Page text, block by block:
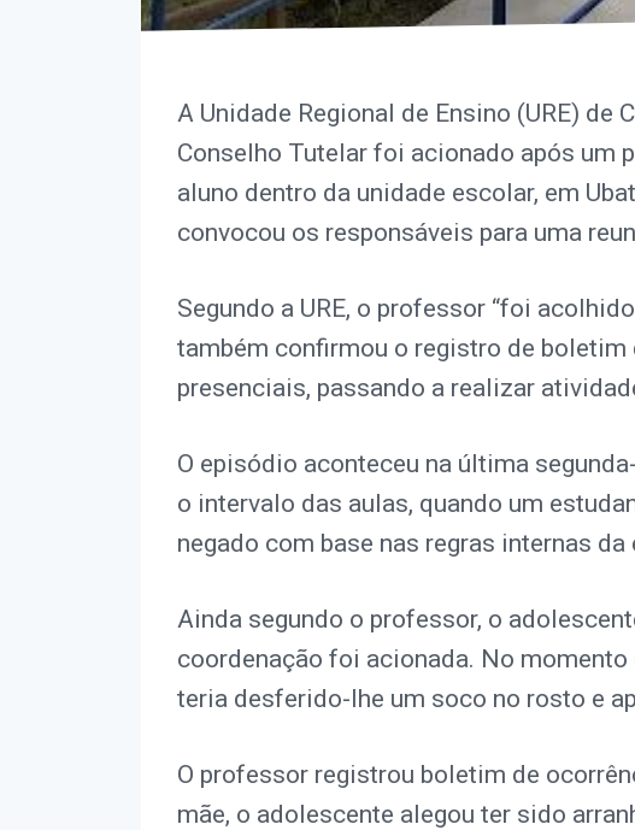
A Unidade Regional de Ensino (URE)
Conselho Tutelar foi acionado após um
aluno dentro da unidade escolar, em
convocou os responsáveis para uma
Segundo a URE, o professor “foi
também confirmou o registro de
presenciais, passando a realizar
O episódio aconteceu na última
o intervalo das aulas, quando um
negado com base nas regras internas da
Ainda segundo o professor, o
coordenação foi acionada. No
teria desferido-lhe um soco no rosto e
O professor registrou boletim de
mãe, o adolescente alegou ter sido